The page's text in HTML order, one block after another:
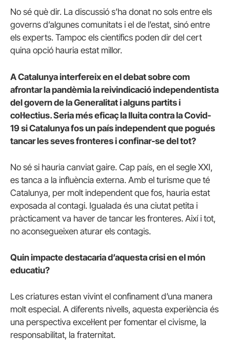
No sé què dir. La discussió s’ha donat no sols entre els
governs d’algunes comunitats i el de l’estat, sinó entre
els experts. Tampoc els científics poden dir del cert
quina opció hauria estat millor.
A Catalunya interfereix en el debat sobre com
afrontar la pandèmia la reivindicació independentista
del govern de la Generalitat i alguns partits i
col·lectius. Seria més eficaç la lluita contra la Covid-
19 si Catalunya fos un país independent que pogués
tancar les seves fronteres i confinar-se del tot?
No sé si hauria canviat gaire. Cap país, en el segle XXI,
es tanca a la influència externa. Amb el turisme que té
Catalunya, per molt independent que fos, hauria estat
exposada al contagi. Igualada és una ciutat petita i
pràcticament va haver de tancar les fronteres. Així i tot,
no aconsegueixen aturar els contagis.
Quin impacte destacaria d’aquesta crisi en el món
educatiu?
Les criatures estan vivint el confinament d’una manera
molt especial. A diferents nivells, aquesta experiència és
una perspectiva excel·lent per fomentar el civisme, la
responsabilitat, la fraternitat.